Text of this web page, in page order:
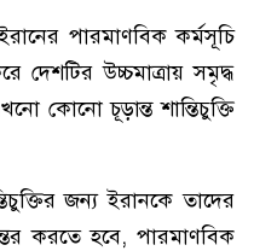
পারমাণবিক কর্মসূচি
দেশটির উচ্চমাত্রায় সমৃদ্ধ
কোনো চূড়ান্ত শান্তিচুক্তি
জন্য ইরানকে তাদের
করতে হবে, পারমাণবিক